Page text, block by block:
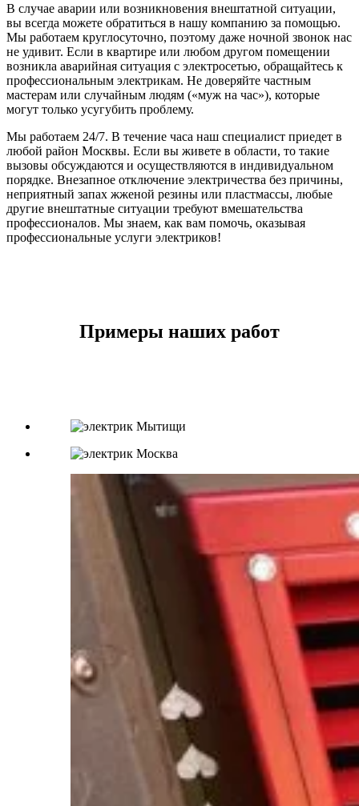
В случае аварии или возникновения внештатной ситуации,
вы всегда можете обратиться в нашу компанию за помощью.
Мы работаем круглосуточно, поэтому даже ночной звонок нас
не удивит. Если в квартире или любом другом помещении
возникла аварийная ситуация с электросетью, обращайтесь к
профессиональным электрикам. Не доверяйте частным
мастерам или случайным людям («муж на час»), которые
могут только усугубить проблему.
Мы работаем 24/7. В течение часа наш специалист приедет в
любой район Москвы. Если вы живете в области, то такие
вызовы обсуждаются и осуществляются в индивидуальном
порядке. Внезапное отключение электричества без причины,
неприятный запах жженой резины или пластмассы, любые
другие внештатные ситуации требуют вмешательства
профессионалов. Мы знаем, как вам помочь, оказывая
профессиональные услуги электриков!
Примеры наших работ